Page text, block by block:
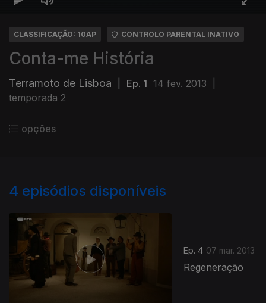
CLASSIFICAÇÃO: 10AP CONTROLO PARENTAL INATIVO
Conta-me História
Terramoto de Lisboa Ep. 1 14 fev. 2013
temporada 2
opções
4 episódios disponíveis
Ep. 4 07 mar. 2013
Regeneração